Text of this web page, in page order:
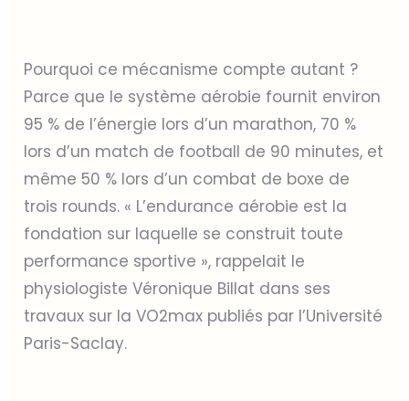
Pourquoi ce mécanisme compte autant ?
Parce que le système aérobie fournit environ
95 % de l’énergie lors d’un marathon, 70 %
lors d’un match de football de 90 minutes, et
même 50 % lors d’un combat de boxe de
trois rounds. « L’endurance aérobie est la
fondation sur laquelle se construit toute
performance sportive », rappelait le
physiologiste Véronique Billat dans ses
travaux sur la VO2max publiés par l’Université
Paris-Saclay.